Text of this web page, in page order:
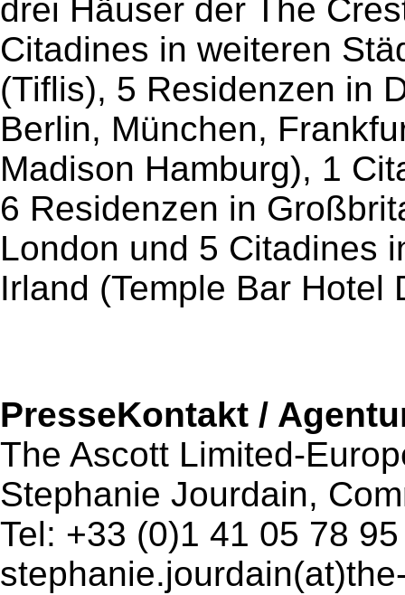
drei Häuser der The
Citadines in weiteren
(Tiflis), 5 Residenzen in
Berlin, München,
Madison Hamburg), 1
6 Residenzen in
London und 5 Citadines
Irland (Temple Bar Hotel
PresseKontakt /
The Ascott Limited-
Stephanie Jourdain,
Tel: +33 (0)1 41 05 78 95